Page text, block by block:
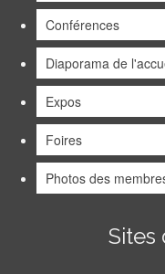
Conférences
Diaporama de
Expos
Foires
Photos des
Sites